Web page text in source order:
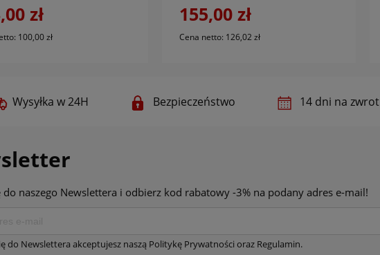
zł
100,00 zł
155,00 zł
Cena netto: 126,02 zł
Wysyłka w 24H Bezpieczeństwo 14 dni na zwrot
do naszego Newslettera i odbierz kod rabatowy -3% na podany adres e-mail!
do Newslettera akceptujesz naszą Politykę Prywatności oraz Regulamin.